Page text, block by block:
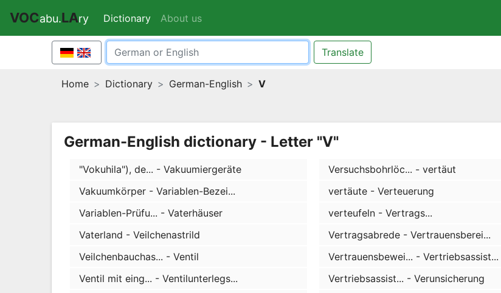
VOCabu.LAry Dictionary (current)
About us
Translate
Home Dictionary German-English V
German-English dictionary - Letter "V"
"Vokuhila"), de... - Vakuumiergeräte
Vakuumkörper - Variablen-Bezei...
Variablen-Prüfu... - Vaterhäuser
Vaterland - Veilchenastrild
Veilchenbauchas... - Ventil
Ventil mit eing... - Ventilunterlegs...
Versuchsbohrlöc... - vertäut
vertäute - Verteuerung
verteufeln - Vertrags...
Vertragsabrede - Vertrauensberei...
Vertrauensbewei... - Vertriebsassist...
Vertriebsassist... - Verunsicherung